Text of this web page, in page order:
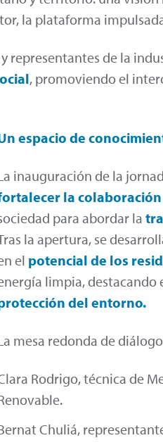
la plataforma
representantes de la
, promoviendo el
espacio de
inauguración de la
lacolaboración
para abordar la
la apertura, se
el potencial de los
limpia, destacando
del entorno.
mesa redonda de
Rodrigo, técnica de
Chuliá,